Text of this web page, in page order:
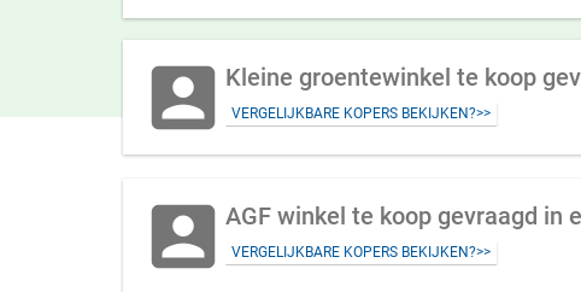
account_box Kleine groentewinkel te koop
VERGELIJKBARE KOPERS BEKIJKEN?>>
account_box AGF winkel te koop gevraagd in
VERGELIJKBARE KOPERS BEKIJKEN?>>